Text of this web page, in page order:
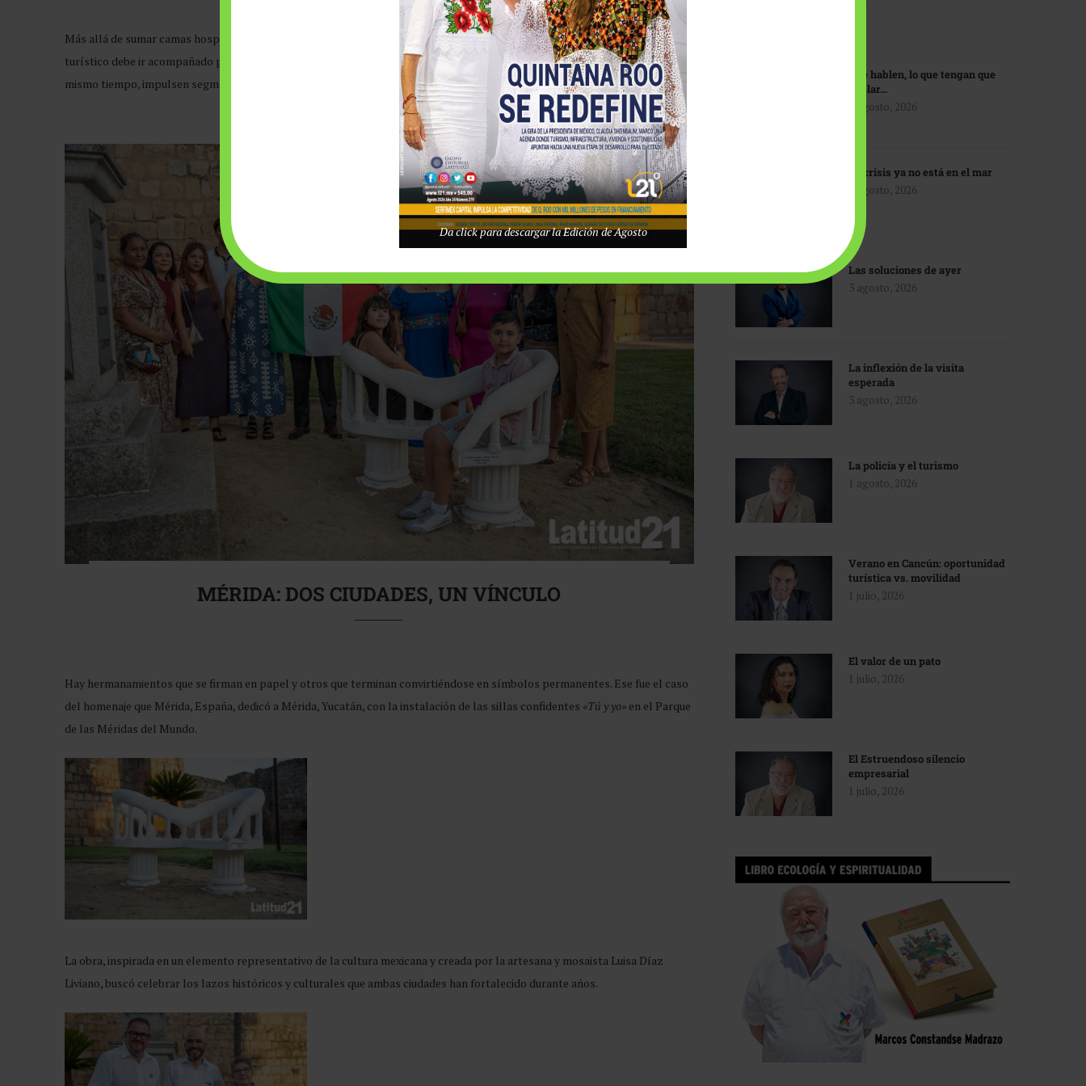
Más allá de sumar camas hospitalarias, la apuesta reflejó una realidad cada vez más evidente en Quintana Roo: el crecimiento
turístico debe ir acompañado por servicios médicos modernos que fortalezcan la calidad de vida de los habitantes y, al
mismo tiempo, impulsen segmentos como el turismo de salud.
MÉRIDA: DOS CIUDADES, UN VÍNCULO
Hay hermanamientos que se firman en papel y otros que terminan convirtiéndose en símbolos permanentes. Ese fue el caso
del homenaje que Mérida, España, dedicó a Mérida, Yucatán, con la instalación de las sillas confidentes «Tú y yo»en el Parque
de las Méridas del Mundo.
La obra, inspirada en un elemento representativo de la cultura mexicana y creada por la artesana y mosaista Luisa Díaz
Liviano, buscó celebrar los lazos históricos y culturales que ambas ciudades han fortalecido durante años.
Que hablen, lo que tengan que
hablar…
3 agosto, 2026
La crisis ya no está en el mar
3 agosto, 2026
Las soluciones de ayer
3 agosto, 2026
La inflexión de la visita
esperada
3 agosto, 2026
La policía y el turismo
1 agosto, 2026
Verano en Cancún: oportunidad
turística vs. movilidad
1 julio, 2026
El valor de un pato
1 julio, 2026
El Estruendoso silencio
empresarial
1 julio, 2026
Da click para descargar la Edición de Agosto